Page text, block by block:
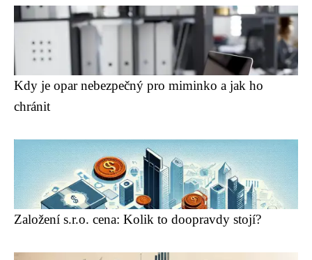
Kdy je opar nebezpečný pro miminko a jak ho
chránit
Založení s.r.o. cena: Kolik to doopravdy stojí?